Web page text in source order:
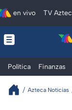
en vivo TV
Política Finanzas
Azteca Noticias